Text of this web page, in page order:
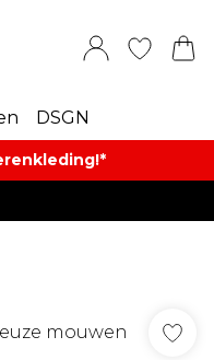
DSGN
mouwen